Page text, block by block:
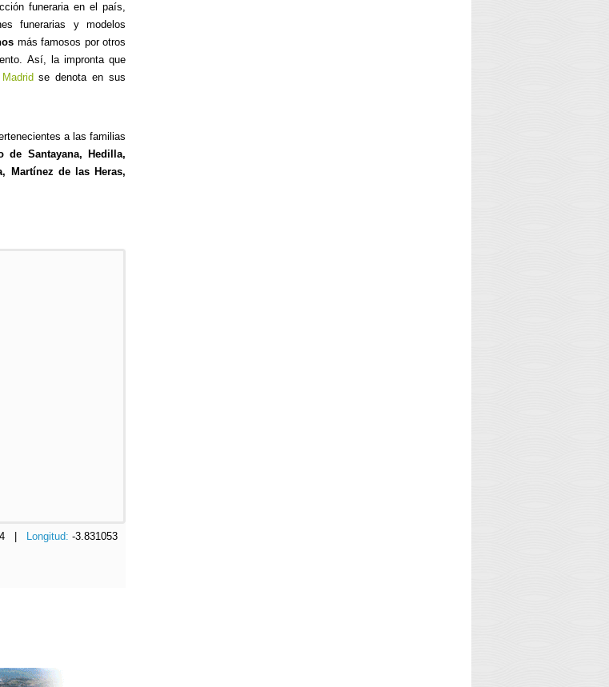
funeraria en el país,
funerarias y modelos
más famosos por otros
Así, la impronta que
Madrid se denota en sus
a las familias
de Santayana, Hedilla,
Martínez de las Heras,
| Longitud:-3.831053